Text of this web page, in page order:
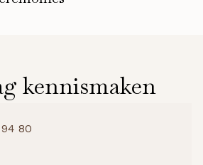
kennismaken
80